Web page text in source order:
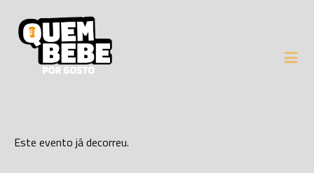
Este evento já decorreu.